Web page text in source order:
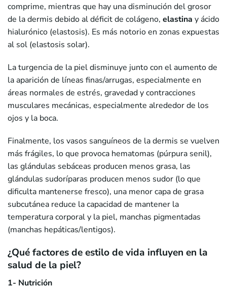
comprime, mientras que hay una disminución del grosor
de la dermis debido al déficit de colágeno, elastina y ácido
hialurónico (elastosis). Es más notorio en zonas expuestas
al sol (elastosis solar).
La turgencia de la piel disminuye junto con el aumento de
la aparición de líneas finas/arrugas, especialmente en
áreas normales de estrés, gravedad y contracciones
musculares mecánicas, especialmente alrededor de los
ojos y la boca.
Finalmente, los vasos sanguíneos de la dermis se vuelven
más frágiles, lo que provoca hematomas (púrpura senil),
las glándulas sebáceas producen menos grasa, las
glándulas sudoríparas producen menos sudor (lo que
dificulta mantenerse fresco), una menor capa de grasa
subcutánea reduce la capacidad de mantener la
temperatura corporal y la piel, manchas pigmentadas
(manchas hepáticas/lentigos).
¿Qué factores de estilo de vida influyen en la
salud de la piel?
1- Nutrición